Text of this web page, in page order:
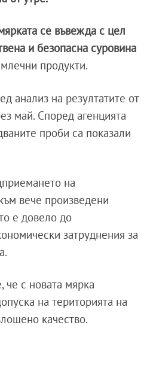
се въвежда с цел
и безопасна суровина
продукти.
анализ на резултатите от
май. Според агенцията
проби са показали
на
вече произведени
е довело до
затруднения за
че с новата мярка
на територията на
качество.